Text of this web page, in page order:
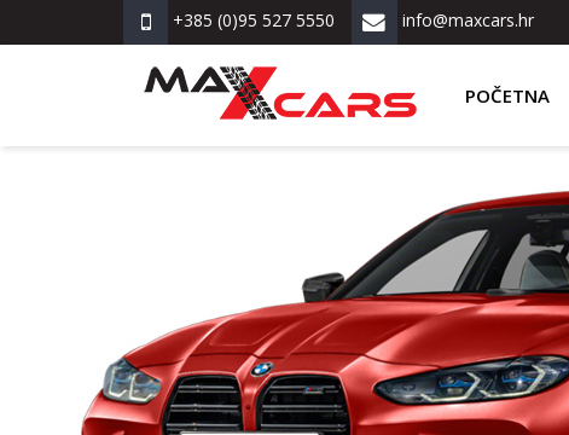
+385 (0)95 527 5550 info@maxcars.hr
POČETNA